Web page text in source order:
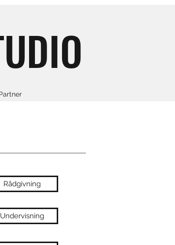
Rådgivning
Undervisning